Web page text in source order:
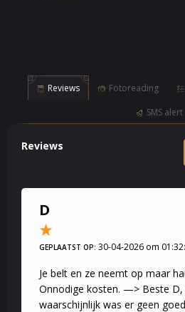
Reviews Fotoreading
SMS alert
Reviews
D
GEPLAATST OP: 30-04-2026 om
Je belt en ze neemt op maar
Onnodige kosten. —> Beste D,
waarschijnlijk was er geen